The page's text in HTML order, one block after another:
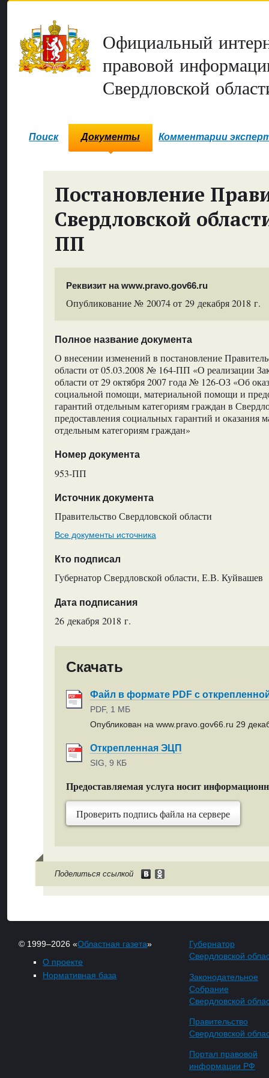
Официальный
правовой
Свердловской
Поиск Документы Комментарии
Постановление
Свердловской
ПП
Реквизит на www.pravo.gov66.ru
Опубликование № 20074 от 29 декабря 2018 г.
Полное название документа
О внесении изменений в постановление
области от 05.03.2008 № 164-ПП «О реализации
области от 29 октября 2007 года № 126-ОЗ «Об
социальной помощи, материальной помощи и
гарантий отдельным категориям граждан в
предоставления социальных гарантий и оказания
отдельным категориям граждан»
Номер документа
953-ПП
Источник документа
Правительство Свердловской области
Все документы источника
Кто подписал
Губернатор Свердловской области, Е.В. Куйвашев
Дата подписания
26 декабря 2018 г.
Скачать
Файл в формате PDF с
PDF, 1 МБ
Опубликован на www.pravo.gov66.ru 29
Открепленная ЭЦП
SIG, 9 КБ
Предоставляемая услуга носит
Проверить подпись файла на сервере
Поделиться ссылкой
© 1999–2026 «Областная газета»
О проекте
Нормативная база
Губернатор
Свердловской
Законодательное
Собрание
Свердловской
Правительство
Свердловской
Портал правовой
информации РФ